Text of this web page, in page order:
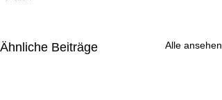
Ähnliche Beiträge Alle ansehen